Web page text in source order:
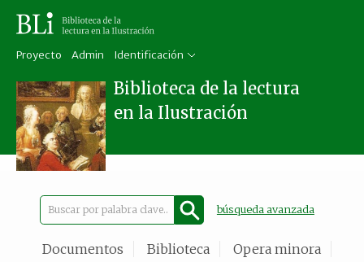
Proyecto Admin Identificación
Biblioteca de la lectura
en la Ilustración
búsqueda avanzada
Documentos Biblioteca
Opera minora